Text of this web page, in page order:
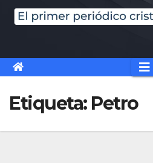
Etiqueta: Petro